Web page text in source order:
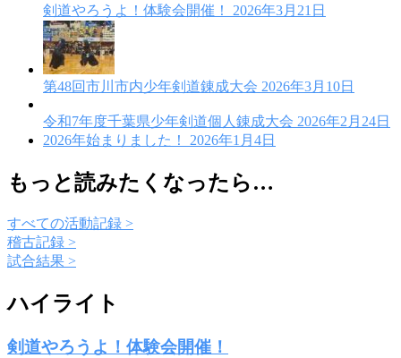
剣道やろうよ！体験会開催！ 2026年3月21日
第48回市川市内少年剣道錬成大会 2026年3月10日
令和7年度千葉県少年剣道個人錬成大会 2026年2月24日
2026年始まりました！
2026年1月4日
もっと読みたくなったら…
すべての活動記録 >
稽古記録 >
試合結果 >
ハイライト
剣道やろうよ！体験会開催！